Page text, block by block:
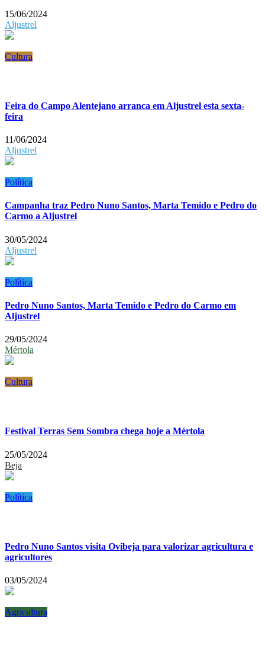
15/06/2024
Aljustrel
Cultura
Feira do Campo Alentejano arranca em Aljustrel esta sexta-
feira
11/06/2024
Aljustrel
Política
Campanha traz Pedro Nuno Santos, Marta Temido e Pedro do
Carmo a Aljustrel
30/05/2024
Aljustrel
Política
Pedro Nuno Santos, Marta Temido e Pedro do Carmo em
Aljustrel
29/05/2024
Mértola
Cultura
Festival Terras Sem Sombra chega hoje a Mértola
25/05/2024
Beja
Política
Pedro Nuno Santos visita Ovibeja para valorizar agricultura e
agricultores
03/05/2024
Agricultura